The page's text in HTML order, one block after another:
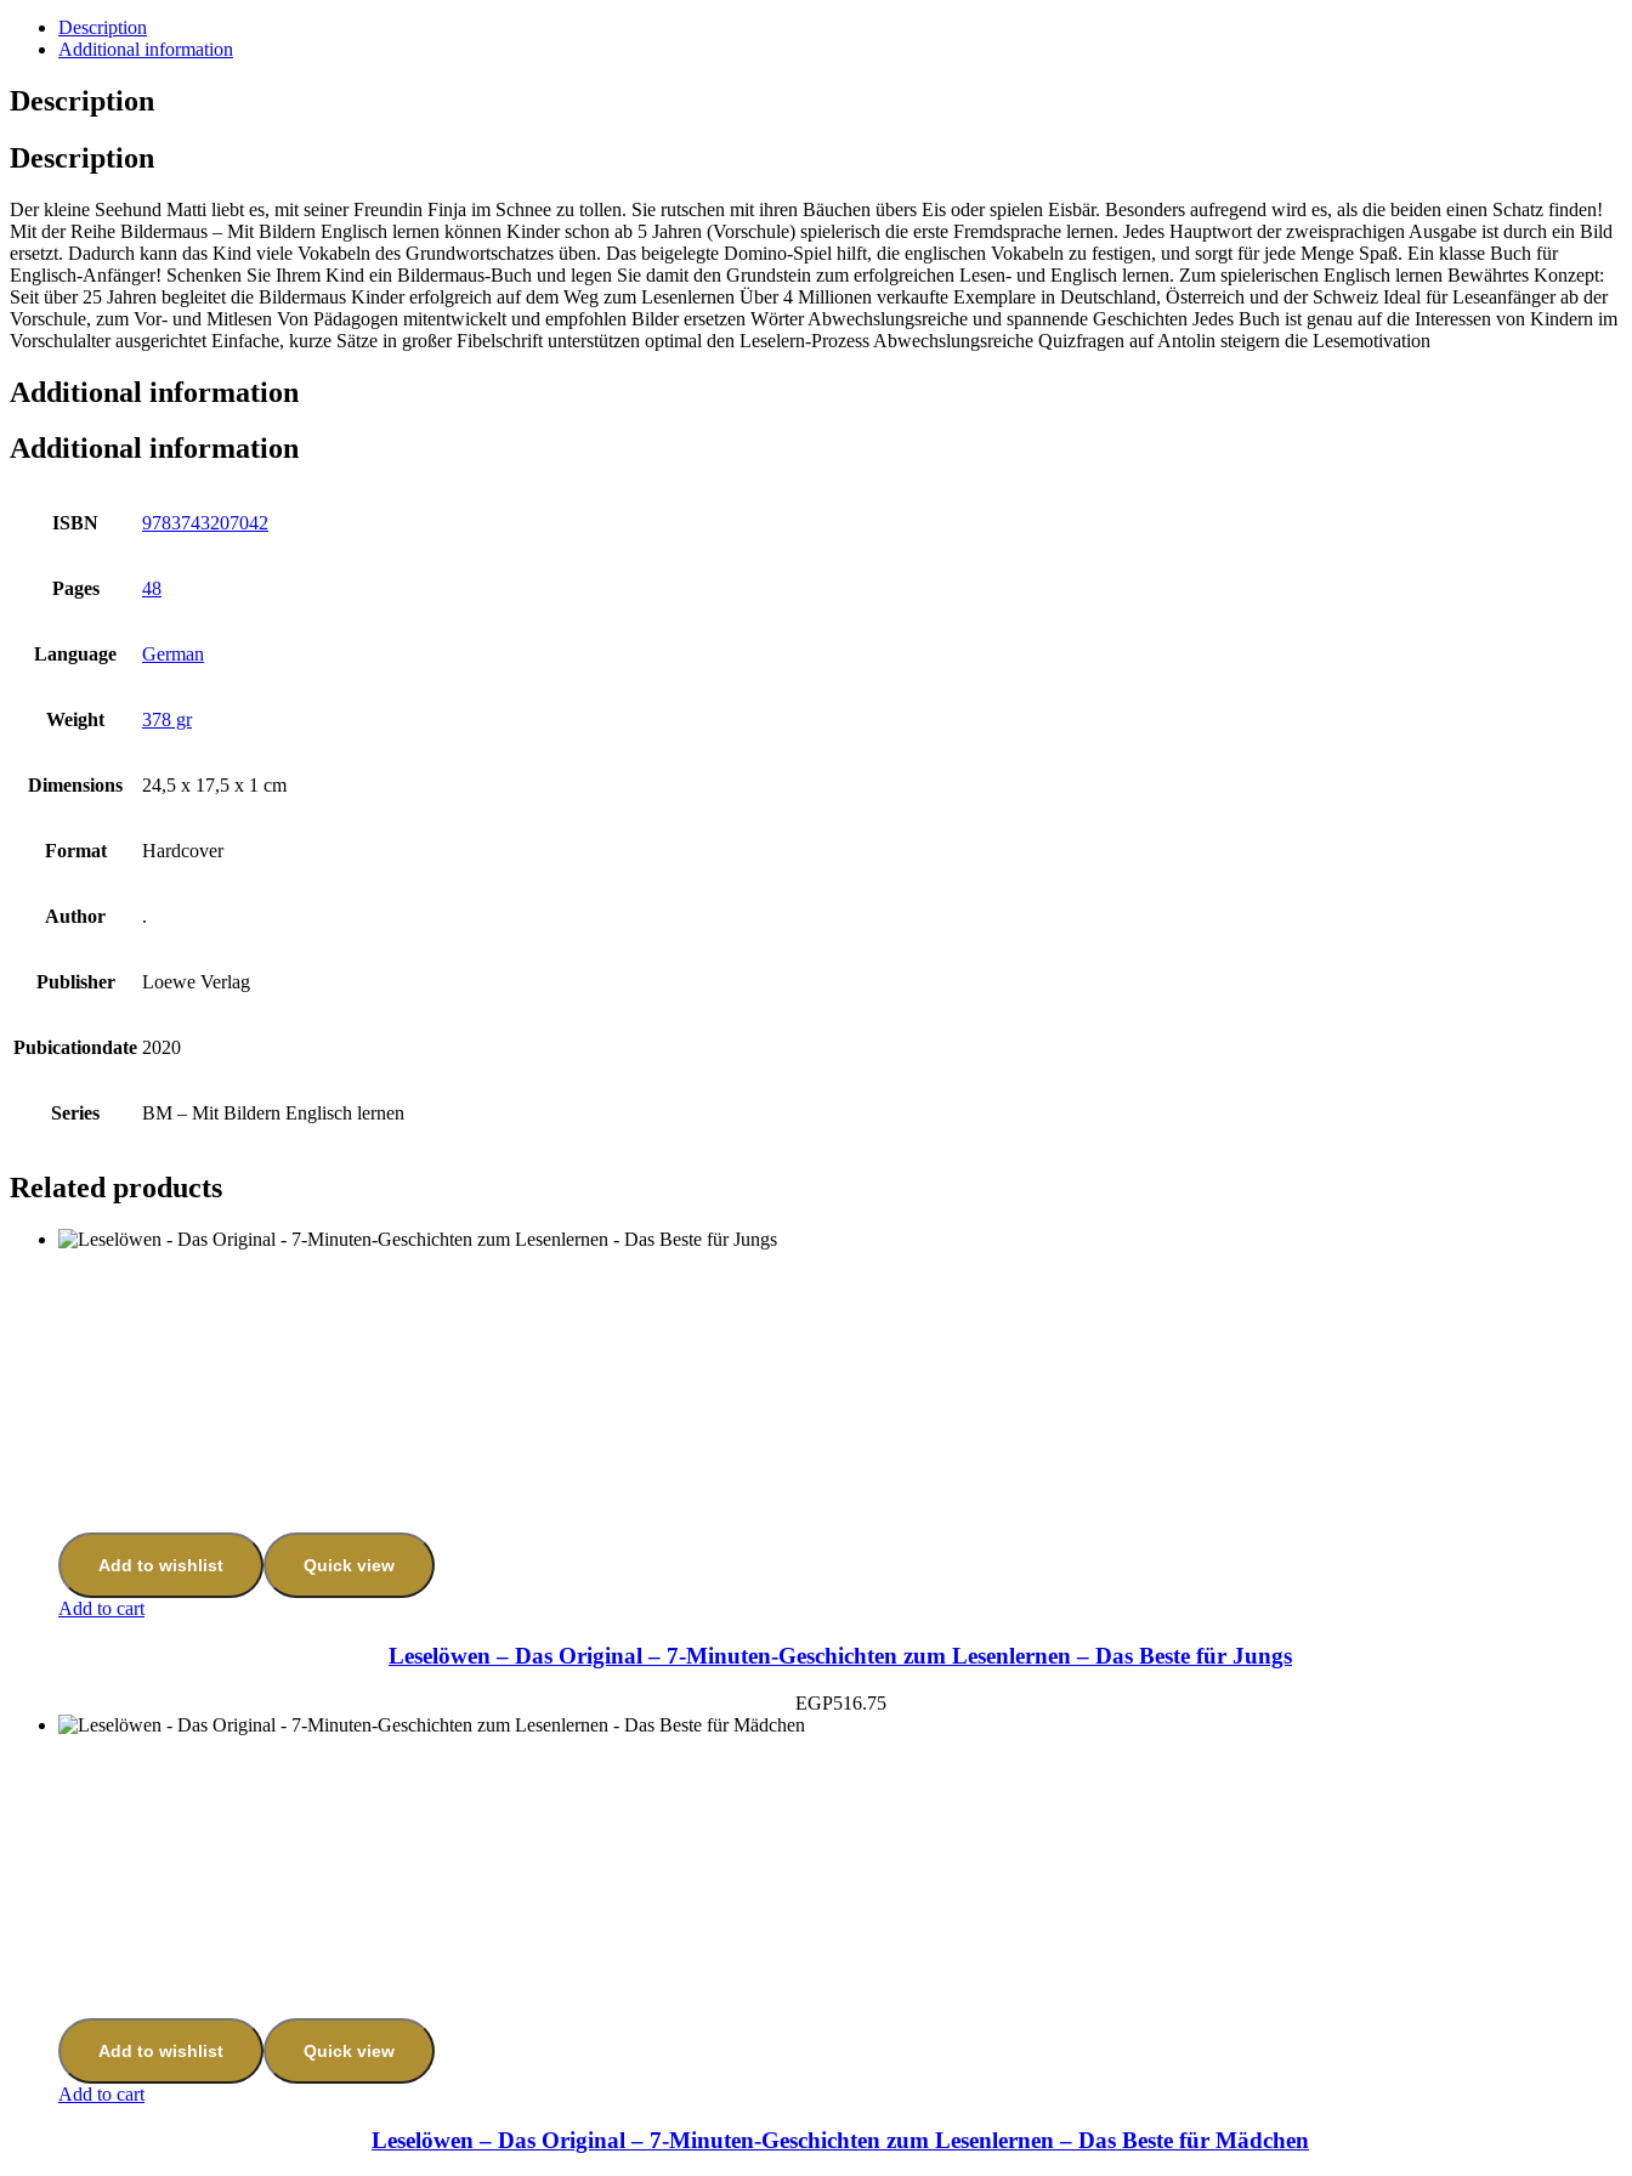
Description
Additional information
Description
Description
Der kleine Seehund Matti liebt es, mit seiner Freundin Finja im Schnee zu tollen. Sie rutschen mit ihren Bäuchen übers Eis oder spielen Eisbär. Besonders aufregend wird es, als die beiden einen Schatz finden!
Mit der Reihe Bildermaus – Mit Bildern Englisch lernen können Kinder schon ab 5 Jahren (Vorschule) spielerisch die erste Fremdsprache lernen. Jedes Hauptwort der zweisprachigen Ausgabe ist durch ein Bild
ersetzt. Dadurch kann das Kind viele Vokabeln des Grundwortschatzes üben. Das beigelegte Domino-Spiel hilft, die englischen Vokabeln zu festigen, und sorgt für jede Menge Spaß. Ein klasse Buch für
Englisch-Anfänger! Schenken Sie Ihrem Kind ein Bildermaus-Buch und legen Sie damit den Grundstein zum erfolgreichen Lesen- und Englisch lernen. Zum spielerischen Englisch lernen Bewährtes Konzept:
Seit über 25 Jahren begleitet die Bildermaus Kinder erfolgreich auf dem Weg zum Lesenlernen Über 4 Millionen verkaufte Exemplare in Deutschland, Österreich und der Schweiz Ideal für Leseanfänger ab der
Vorschule, zum Vor- und Mitlesen Von Pädagogen mitentwickelt und empfohlen Bilder ersetzen Wörter Abwechslungsreiche und spannende Geschichten Jedes Buch ist genau auf die Interessen von Kindern im
Vorschulalter ausgerichtet Einfache, kurze Sätze in großer Fibelschrift unterstützen optimal den Leselern-Prozess Abwechslungsreiche Quizfragen auf Antolin steigern die Lesemotivation
Additional information
Additional information
ISBN 9783743207042
Pages 48
Language German
Weight 378 gr
Dimensions 24,5 x 17,5 x 1 cm
Format Hardcover
Author .
Publisher Loewe Verlag
Pubicationdate 2020
Series BM – Mit Bildern Englisch lernen
Related products
Add to wishlist Quick view
Add to cart
Leselöwen – Das Original – 7-Minuten-Geschichten zum Lesenlernen – Das Beste für Jungs
EGP516.75
Add to wishlist Quick view
Add to cart
Leselöwen – Das Original – 7-Minuten-Geschichten zum Lesenlernen – Das Beste für Mädchen